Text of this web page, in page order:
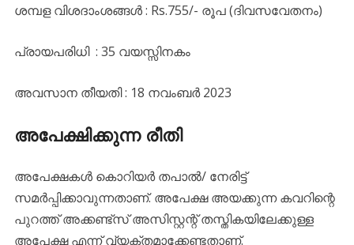
ശമ്പള വിശദാംശങ്ങൾ : Rs.755/- രൂപ (ദിവസവേതനം)
പ്രായപരിധി : 35 വയസ്സിനകം
അവസാന തീയതി : 18 നവംബർ 2023
അപേക്ഷിക്കുന്ന രീതി
അപേക്ഷകള്‍ കൊറിയര്‍ തപാല്‍/ നേരിട്ട്‌
സമര്‍പ്പിക്കാവുന്നതാണ്‌. അപേക്ഷ അയക്കുന്ന കവറിന്റെ
പുറത്ത്‌ അക്കണ്ട്സ്‌ അസിസ്റ്റന്റ്‌ തസ്തികയിലേക്കുള്ള
അപേക്ഷ എന്ന് വ്യക്തമാക്കേണ്ടതാണ്.